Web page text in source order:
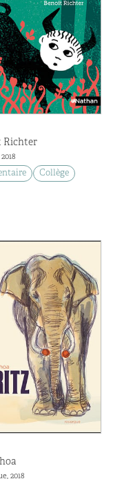
Richter
Collège
2018